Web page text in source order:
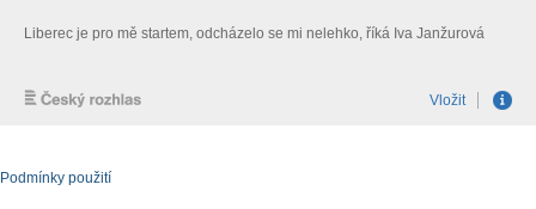
Podmínky použití